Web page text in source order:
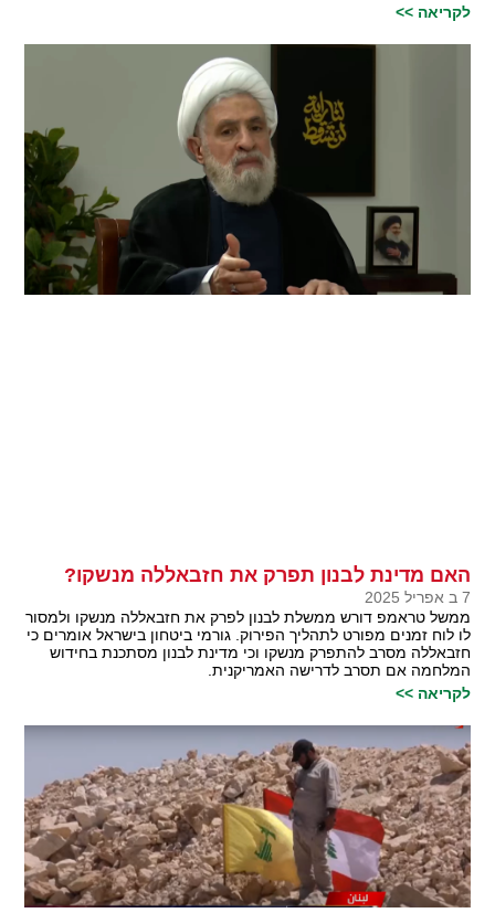
לקריאה >>
האם מדינת לבנון תפרק את חזבאללה מנשקו?
7 ב אפריל 2025
ממשל טראמפ דורש ממשלת לבנון לפרק את חזבאללה מנשקו ולמסור
לו לוח זמנים מפורט לתהליך הפירוק. גורמי ביטחון בישראל אומרים כי
חזבאללה מסרב להתפרק מנשקו וכי מדינת לבנון מסתכנת בחידוש
המלחמה אם תסרב לדרישה האמריקנית.
לקריאה >>